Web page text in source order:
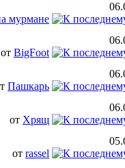
мурмане
от BigFoot
Пашкарь
от Хрящ
от rassel